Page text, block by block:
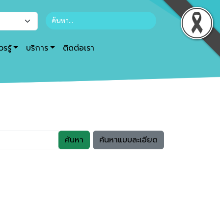
รรู้ บริการ ติดต่อเรา
ค้นหา ค้นหาแบบละเอียด